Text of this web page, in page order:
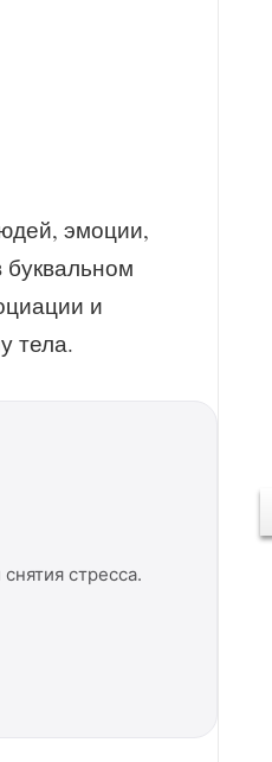
эмоции,
и
тела.
стресса.